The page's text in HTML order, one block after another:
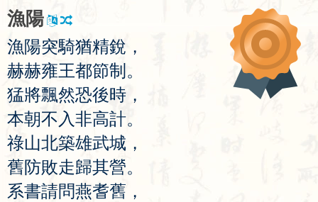
漁陽
漁陽突騎猶精銳 ，
赫赫雍王都節制 。
猛將飄然恐後時 ，
本朝不入非高計。
祿山北築雄武城 ，
舊防敗走歸其營。
系書請問燕耆舊 ，